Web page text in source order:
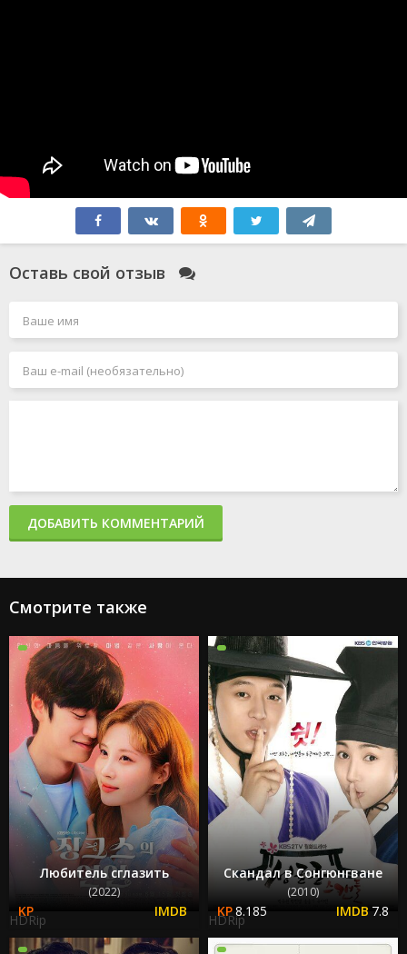
Оставь свой отзыв
ДОБАВИТЬ КОММЕНТАРИЙ
Смотрите также
Любитель сглазить
(2022)
HDRip
Скандал в Сонгюнгване
(2010)
8.185 7.8
HDRip